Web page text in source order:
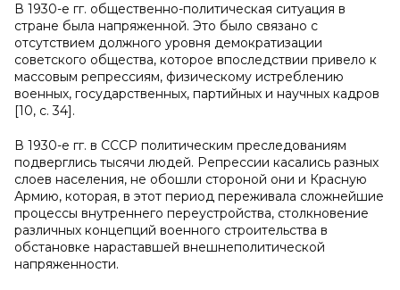
В 1930-е гг. общественно-политическая ситуация в
стране была напряженной. Это было связано с
отсутствием должного уровня демократизации
советского общества, которое впоследствии привело к
массовым репрессиям, физическому истреблению
военных, государственных, партийных и научных кадров
[10, с. 34].
В 1930-е гг. в СССР политическим преследованиям
подверглись тысячи людей. Репрессии касались разных
слоев населения, не обошли стороной они и Красную
Армию, которая, в этот период переживала сложнейшие
процессы внутреннего переустройства, столкновение
различных концепций военного строительства в
обстановке нараставшей внешнеполитической
напряженности.